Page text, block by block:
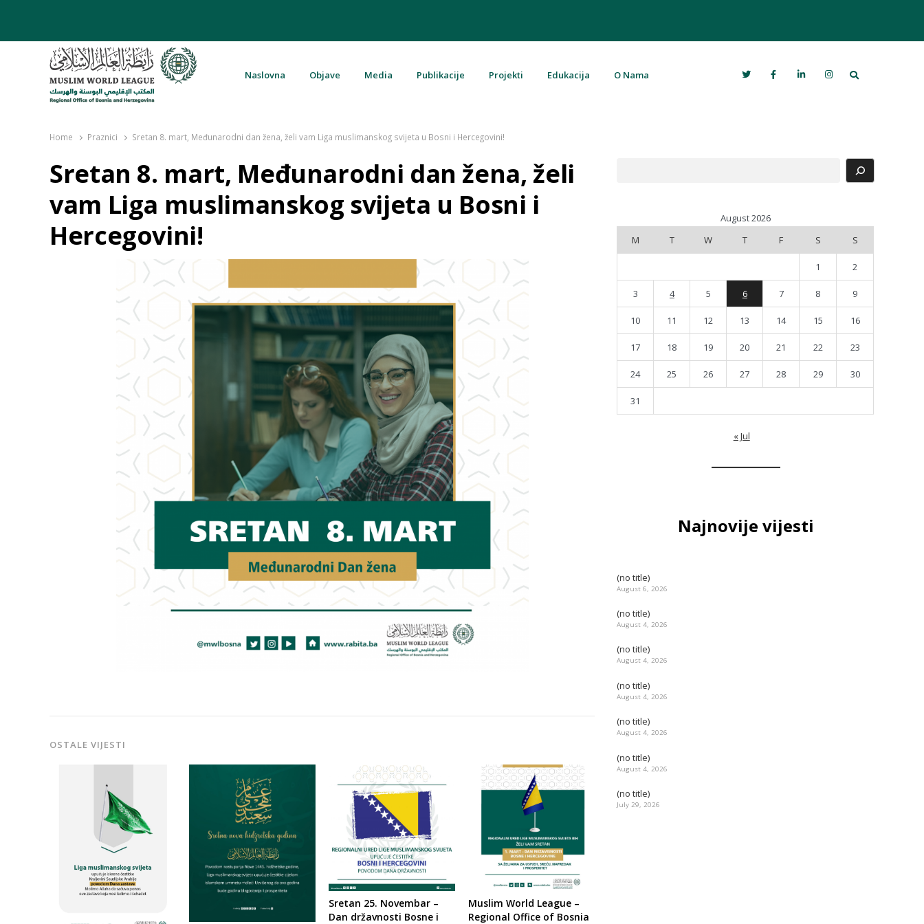
Naslovna Objave Media Publikacije Projekti Edukacija O Nama Search
Home Praznici Sretan 8. mart, Međunarodni dan žena, želi vam Liga muslimanskog svijeta u Bosni i Hercegovini!
Sretan 8. mart, Međunarodni dan žena, želi
vam Liga muslimanskog svijeta u Bosni i
Hercegovini!
OSTALE VIJESTI
Sretan 25. Novembar –
Dan državnosti Bosne i
Muslim World League –
Regional Office of Bosnia
August 2026
M
T W T F S S
1 2
3 4 5 6 7 8 9
10 11 12 13 14 15 16
17 18 19 20 21 22 23
24 25 26 27 28 29 30
31
« Jul
Najnovije vijesti
(no title)
August 6, 2026
(no title)
August 4, 2026
(no title)
August 4, 2026
(no title)
August 4, 2026
(no title)
August 4, 2026
(no title)
August 4, 2026
(no title)
July 29, 2026